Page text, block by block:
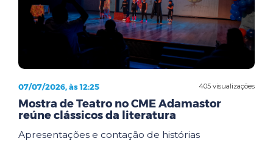
405 visualizações
07/07/2026, às 12:25
Mostra de Teatro no CME Adamastor
reúne clássicos da literatura
Apresentações e contação de histórias